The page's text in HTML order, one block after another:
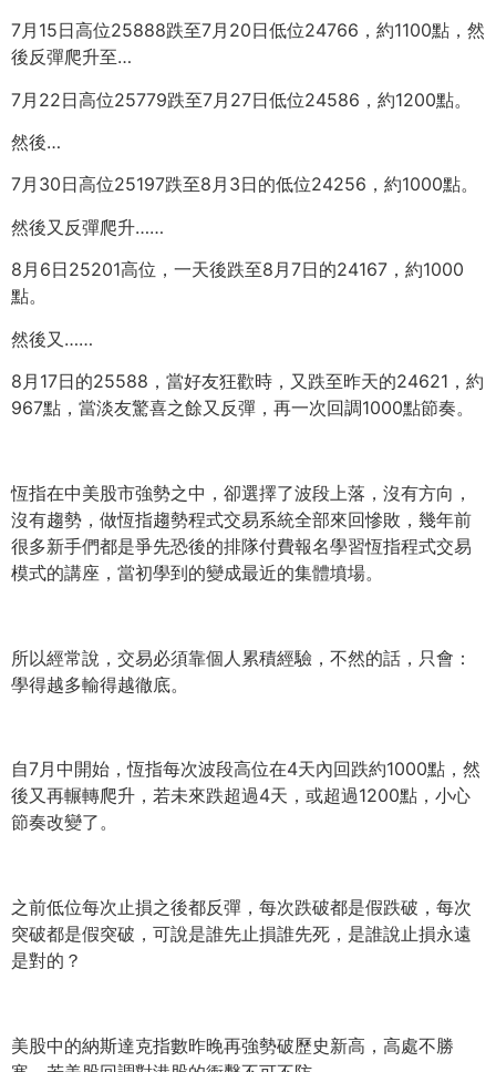
7月15日高位25888跌至7月20日低位24766， 約1100點，然
後反彈爬升至…
7月22日高位25779跌至7月27日低位24586， 約1200點。
然後…
7月30日高位25197跌至8月3日的低位24256， 約1000點。
然後又反彈爬升……
8月6日25201高位，一天後跌至8月7日的24167， 約1000
點。
然後又……
8月17日的25588，當好友狂歡時， 又跌至昨天的24621，約
967點，當淡友驚喜之餘又反彈， 再一次回調1000點節奏。
恆指在中美股市強勢之中，卻選擇了波段上落，沒有方向，
沒有趨勢，做恆指趨勢程式交易系統全部來回慘敗， 幾年前
很多新手們都是爭先恐後的排隊付費報名學習恆指程式交易
模式的講座，當初學到的變成最近的集體墳場。
所以經常說，交易必須靠個人累積經驗，不然的話，只會：
學得越多輸得越徹底。
自7月中開始，恆指每次波段高位在4天內回跌約1000點， 然
後又再輾轉爬升，若未來跌超過4天，或超過1200點， 小心
節奏改變了。
之前低位每次止損之後都反彈，每次跌破都是假跌破， 每次
突破都是假突破，可說是誰先止損誰先死， 是誰說止損永遠
是對的？
美股中的納斯達克指數昨晚再強勢破歷史新高，高處不勝